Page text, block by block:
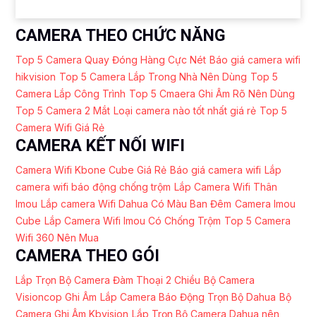
CAMERA THEO CHỨC NĂNG
Top 5 Camera Quay Đóng Hàng Cực Nét Báo giá camera wifi
hikvision Top 5 Camera Lắp Trong Nhà Nên Dùng Top 5
Camera Lắp Công Trình Top 5 Cmaera Ghi Âm Rõ Nên Dùng
Top 5 Camera 2 Mắt Loại camera nào tốt nhất giá rẻ Top 5
Camera Wifi Giá Rẻ
CAMERA KẾT NỐI WIFI
Camera Wifi Kbone Cube Giá Rẻ Báo giá camera wifi Lắp
camera wifi báo động chống trộm Lắp Camera Wifi Thân
Imou Lắp camera Wifi Dahua Có Màu Ban Đêm Camera Imou
Cube Lắp Camera Wifi Imou Có Chống Trộm Top 5 Camera
Wifi 360 Nên Mua
CAMERA THEO GÓI
Lắp Trọn Bộ Camera Đàm Thoại 2 Chiều Bộ Camera
Visioncop Ghi Âm Lắp Camera Báo Động Trọn Bộ Dahua Bộ
Camera Ghi Âm Kbvision Lắp Trọn Bộ Camera Dahua nên